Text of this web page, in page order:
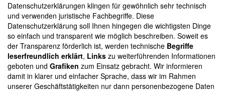
Datenschutzerklärungen klingen für gewöhnlich sehr technisch
und verwenden juristische Fachbegriffe. Diese
Datenschutzerklärung soll Ihnen hingegen die wichtigsten Dinge
so einfach und transparent wie möglich beschreiben. Soweit es
der Transparenz förderlich ist, werden technische Begriffe
leserfreundlich erklärt, Links zu weiterführenden Informationen
geboten und Grafiken zum Einsatz gebracht. Wir informieren
damit in klarer und einfacher Sprache, dass wir im Rahmen
unserer Geschäftstätigkeiten nur dann personenbezogene Daten